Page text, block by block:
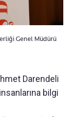
Genel Müdürü
Darendeli
bilgi